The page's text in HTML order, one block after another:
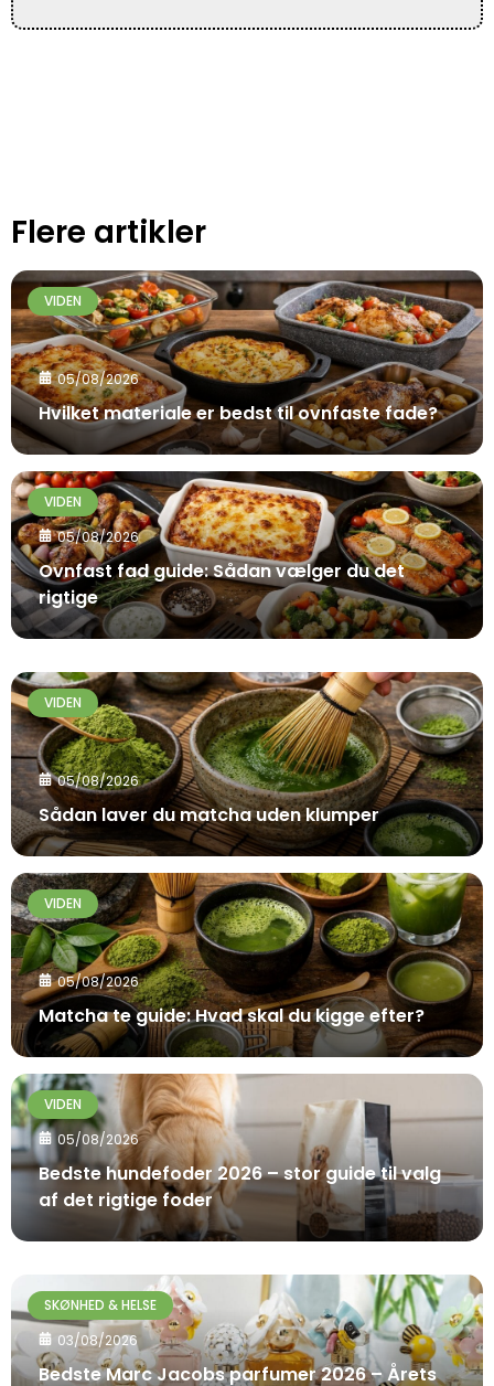
Flere artikler
VIDEN
05/08/2026
Hvilket materiale er bedst til ovnfaste fade?
VIDEN
05/08/2026
Ovnfast fad guide: Sådan vælger du det
rigtige
VIDEN
05/08/2026
Sådan laver du matcha uden klumper
VIDEN
05/08/2026
Matcha te guide: Hvad skal du kigge efter?
VIDEN
05/08/2026
Bedste hundefoder 2026 – stor guide til valg
af det rigtige foder
SKØNHED & HELSE
03/08/2026
Bedste Marc Jacobs parfumer 2026 – Årets